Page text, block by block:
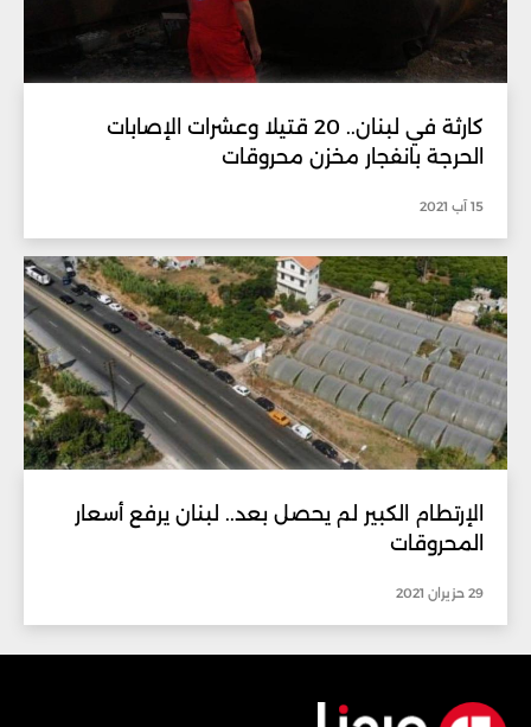
كارثة في لبنان.. 20 قتيلا وعشرات الإصابات
الحرجة بانفجار مخزن محروقات
15 آب 2021
الإرتطام الكبير لم يحصل بعد.. لبنان يرفع أسعار
المحروقات
29 حزيران 2021